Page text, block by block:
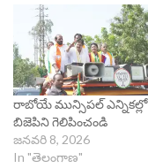
రాబోయే మున్సిపల్ ఎన్నికల్లో
బిజెపిని గెలిపించండి
జనవరి 8, 2026
In "తెలంగాణ"